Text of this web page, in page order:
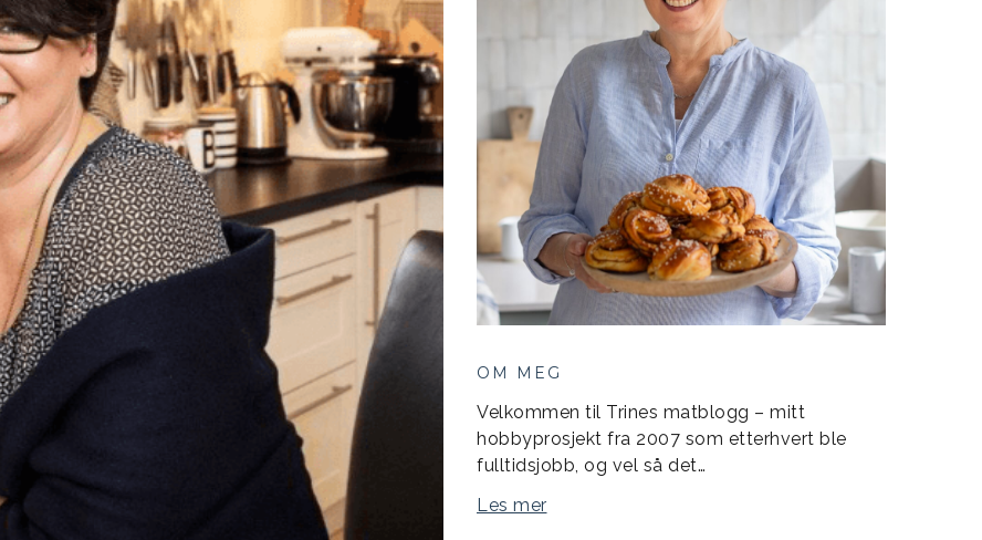
OM MEG
Velkommen til Trines matblogg – mitt
hobbyprosjekt fra 2007 som etterhvert ble
fulltidsjobb, og vel så det…
Les mer